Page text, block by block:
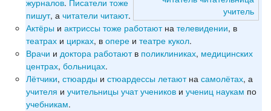
учитель
журналов. Писатели тоже
пишут, ачитатели читают.
Актёры иактриссы тоже работаютнателевидении, в
театрах и цирках, вопере итеатре кукол.
Врачи идоктора работаютв поликлиниках, медицинских
центрах,больницах.
Лётчики,стюарды истюардессы летаютнасамолётах, а
учителя иучительницы учат учеников иучениц наукам по
учебникам.